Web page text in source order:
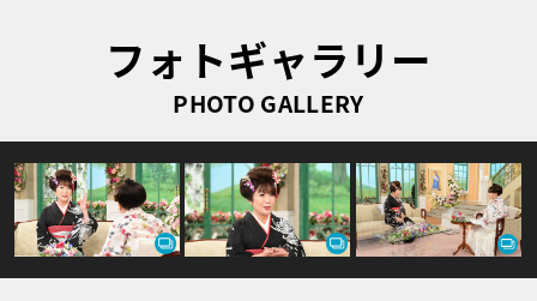
フォトギャラリー
PHOTO GALLERY